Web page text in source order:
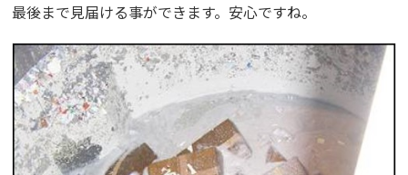
最後まで見届ける事ができます。安心ですね。